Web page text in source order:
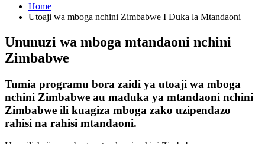
Home
Utoaji wa mboga nchini Zimbabwe I Duka la Mtandaoni
Ununuzi wa mboga mtandaoni nchini
Zimbabwe
Tumia programu bora zaidi ya utoaji wa mboga
nchini Zimbabwe au maduka ya mtandaoni nchini
Zimbabwe ili kuagiza mboga zako uzipendazo
rahisi na rahisi mtandaoni.